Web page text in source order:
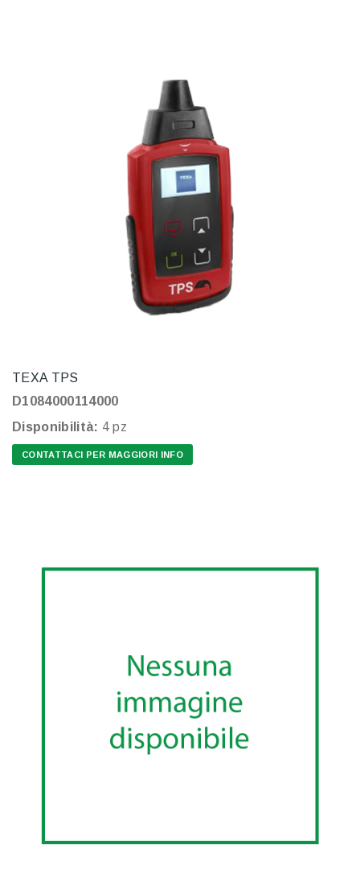
TEXA TPS
D1084000114000
Disponibilità: 4 pz
CONTATTACI PER MAGGIORI INFO